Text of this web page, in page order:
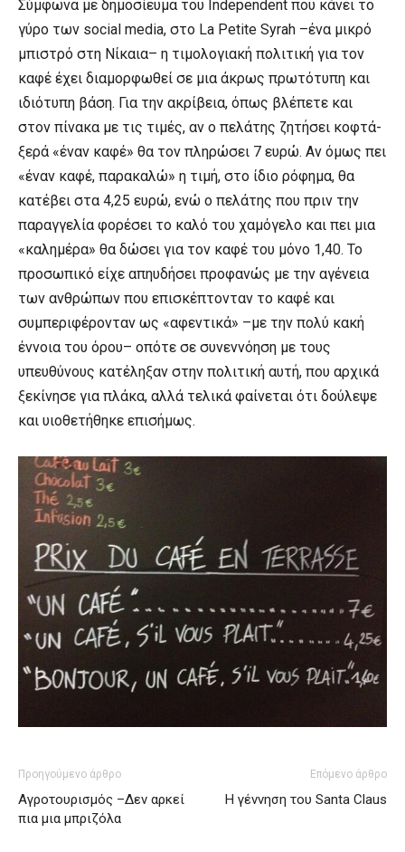
Σύμφωνα με δημοσίευμα του Independent που κάνει το
γύρο των social media, στο La Petite Syrah –ένα μικρό
μπιστρό στη Νίκαια– η τιμολογιακή πολιτική για τον
καφέ έχει διαμορφωθεί σε μια άκρως πρωτότυπη και
ιδιότυπη βάση. Για την ακρίβεια, όπως βλέπετε και
στον πίνακα με τις τιμές, αν ο πελάτης ζητήσει κοφτά-
ξερά «έναν καφέ» θα τον πληρώσει 7 ευρώ. Αν όμως πει
«έναν καφέ, παρακαλώ» η τιμή, στο ίδιο ρόφημα, θα
κατέβει στα 4,25 ευρώ, ενώ ο πελάτης που πριν την
παραγγελία φορέσει το καλό του χαμόγελο και πει μια
«καλημέρα» θα δώσει για τον καφέ του μόνο 1,40. Το
προσωπικό είχε απηυδήσει προφανώς με την αγένεια
των ανθρώπων που επισκέπτονταν το καφέ και
συμπεριφέρονταν ως «αφεντικά» –με την πολύ κακή
έννοια του όρου– οπότε σε συνεννόηση με τους
υπευθύνους κατέληξαν στην πολιτική αυτή, που αρχικά
ξεκίνησε για πλάκα, αλλά τελικά φαίνεται ότι δούλεψε
και υιοθετήθηκε επισήμως.
Προηγούμενο άρθρο
Αγροτουρισμός –Δεν αρκεί
πια μια μπριζόλα
Επόμενο άρθρο
Η γέννηση του Santa Claus